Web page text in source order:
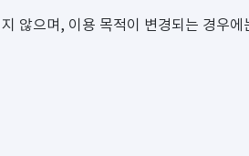
않으며, 이용 목적이 변경되는 경우